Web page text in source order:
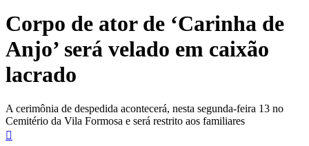
conteúdo
Corpo de ator de ‘Carinha de
Anjo’ será velado em caixão
lacrado
A cerimônia de despedida acontecerá, nesta segunda-feira 13 no
Cemitério da Vila Formosa e será restrito aos familiares